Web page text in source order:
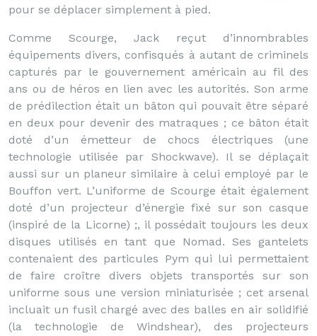
pour se déplacer simplement à pied.
Comme Scourge, Jack reçut d’innombrables
équipements divers, confisqués à autant de criminels
capturés par le gouvernement américain au fil des
ans ou de héros en lien avec les autorités. Son arme
de prédilection était un bâton qui pouvait être séparé
en deux pour devenir des matraques ; ce bâton était
doté d’un émetteur de chocs électriques (une
technologie utilisée par Shockwave). Il se déplaçait
aussi sur un planeur similaire à celui employé par le
Bouffon vert. L’uniforme de Scourge était également
doté d’un projecteur d’énergie fixé sur son casque
(inspiré de la Licorne) ;, il possédait toujours les deux
disques utilisés en tant que Nomad. Ses gantelets
contenaient des particules Pym qui lui permettaient
de faire croître divers objets transportés sur son
uniforme sous une version miniaturisée ; cet arsenal
incluait un fusil chargé avec des balles en air solidifié
(la technologie de Windshear), des projecteurs